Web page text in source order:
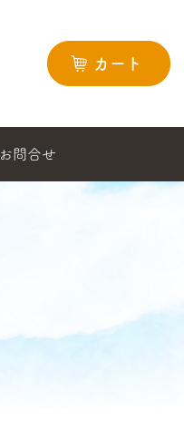
カート
お問合せ